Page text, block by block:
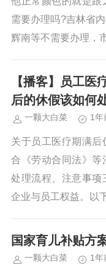
需要办理吗?吉林省
辉南等不需要办理，
【播客】员工医
后的休假该如何
一颗大白菜 1年
关于员工医疗期满
合《劳动合同法》等
处理流程、注意事项
企业与员工权益。以
国家育儿补贴方
一颗大白菜 1年